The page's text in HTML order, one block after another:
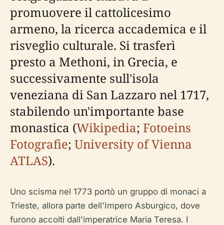
promuovere il cattolicesimo
armeno, la ricerca accademica e il
risveglio culturale. Si trasferì
presto a Methoni, in Grecia, e
successivamente sull'isola
veneziana di San Lazzaro nel 1717,
stabilendo un'importante base
monastica (Wikipedia; Fotoeins
Fotografie; University of Vienna
ATLAS).
Uno scisma nel 1773 portò un gruppo di monaci a
Trieste, allora parte dell'Impero Asburgico, dove
furono accolti dall'imperatrice Maria Teresa. I